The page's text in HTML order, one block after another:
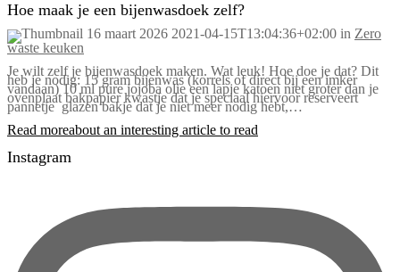
Hoe maak je een bijenwasdoek zelf?
16 maart 2026 2021-04-15T13:04:36+02:00 in Zero
waste keuken
Je wilt zelf je bijenwasdoek maken. Wat leuk! Hoe doe je dat? Dit
heb je nodig: 15 gram bijenwas (korrels of direct bij een imker
vandaan) 10 ml pure jojoba olie een lapje katoen niet groter dan je
ovenplaat bakpapier kwastje dat je speciaal hiervoor reserveert
pannetje glazen bakje dat je niet meer nodig hebt,…
Read moreabout an interesting article to read
Instagram